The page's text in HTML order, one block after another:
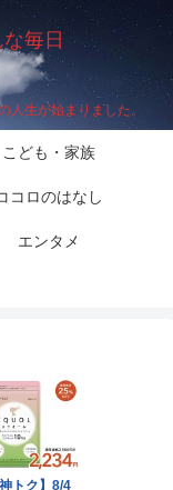
毎日
人生が始まりました。
こども・家族
コロのはなし
エンタメ